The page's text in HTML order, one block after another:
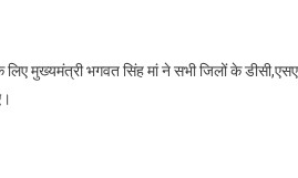
लिए मुख्यमंत्री भगवत सिंह मां ने सभी जिलों के